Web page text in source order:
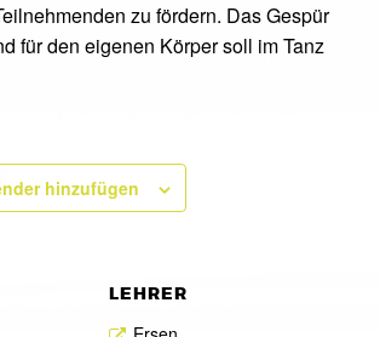
zu fördern. Das Gespür
für den eigenen Körper soll im Tanz
hinzufügen
LEHRER